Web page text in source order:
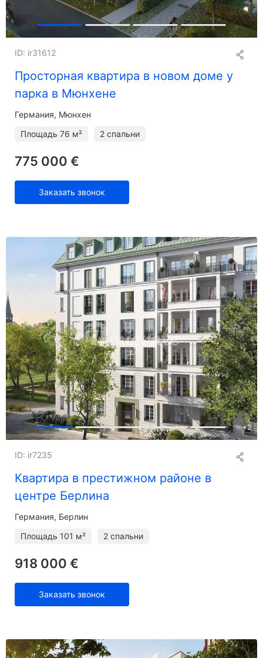
Просторная квартира в новом доме у
парка в Мюнхене
ID: ir31612
Германия, Мюнхен
Площадь 76 м² 2 спальни
775 000 €
Заказать звонок
+2
Квартира в престижном районе в
центре Берлина
ID: ir7235
Германия, Берлин
Площадь 101 м² 2 спальни
918 000 €
Заказать звонок